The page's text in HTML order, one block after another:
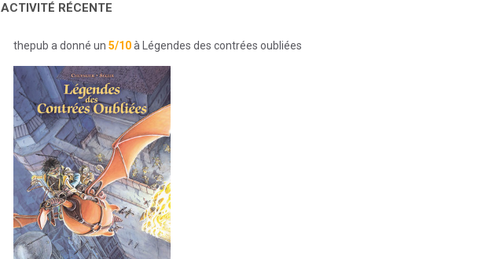
RÉCENTE
thepub a donné un 5/10à Légendes des contrées oubliées